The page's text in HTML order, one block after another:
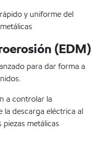
y uniforme del
(EDM)
para dar forma a
a controlar la
descarga eléctrica al
metálicas